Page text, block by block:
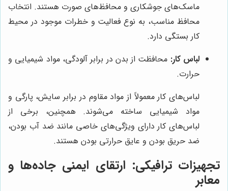
ماسک‌های جوشکاری و محافظ‌های صورت هستند. انتخاب
محافظ مناسب، به نوع فعالیت و خطرات موجود در محیط
کار بستگی دارد.
لباس کار: محافظت از بدن در برابر آلودگی، مواد شیمیایی و
حرارت.
لباس‌های کار معمولاً از مواد مقاوم در برابر سایش، پارگی و
مواد شیمیایی ساخته می‌شوند. همچنین، برخی از
لباس‌های کار دارای ویژگی‌های خاصی مانند ضد آب بودن،
ضد حریق بودن و عایق حرارتی بودن هستند.
تجهیزات ترافیکی: ارتقای ایمنی جاده‌ها و
معابر